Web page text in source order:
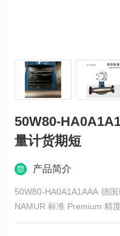
50W80-
量计货期短
产品简介
50W80-HA0A1A1AAA 德
NAMUR 标准 Premium 精
或分体式变送器 • 过程安